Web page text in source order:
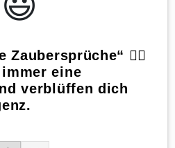
Zaubersprüche“ 🧙‍♀️
immer eine
verblüffen dich